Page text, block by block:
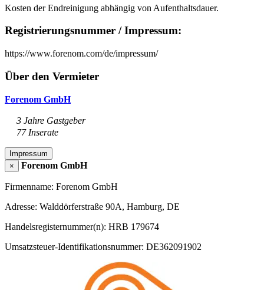
Kosten der Endreinigung abhängig von Aufenthaltsdauer.
Registrierungsnummer / Impressum:
https://www.forenom.com/de/impressum/
Über den Vermieter
Forenom GmbH
3 Jahre Gastgeber
77 Inserate
Impressum
×
Forenom GmbH
Firmenname: Forenom GmbH
Adresse: Walddörferstraße 90A, Hamburg, DE
Handelsregisternummer(n): HRB 179674
Umsatzsteuer-Identifikationsnummer: DE362091902